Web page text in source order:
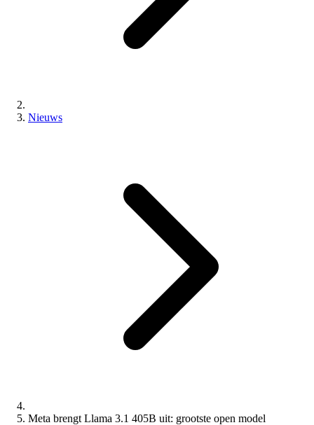
Nieuws
Meta brengt Llama 3.1 405B uit: grootste open model